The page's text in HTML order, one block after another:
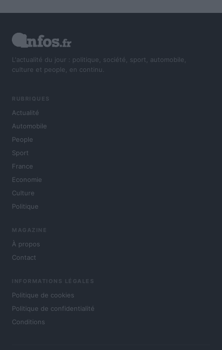
L'actualité du jour : politique, société, sport, automobile,
culture et people, en continu.
RUBRIQUES
Actualité
Automobile
People
Sport
France
Economie
Culture
Politique
MAGAZINE
À propos
Contact
INFORMATIONS LÉGALES
Politique de cookies
Politique de confidentialité
Conditions